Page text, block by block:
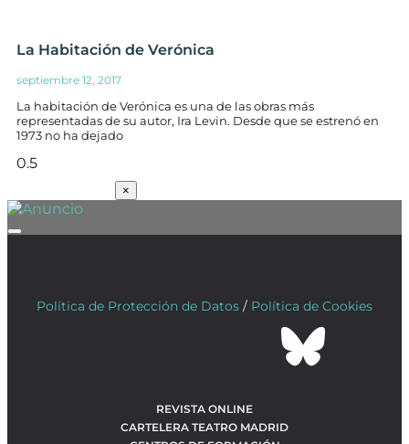
La Habitación de Verónica
septiembre 12, 2017
La habitación de Verónica es una de las obras más
representadas de su autor, Ira Levin. Desde que se estrenó en
1973 no ha dejado
×
Política de Protección de Datos / Política de Cookies
REVISTA ONLINE
CARTELERA TEATRO MADRID